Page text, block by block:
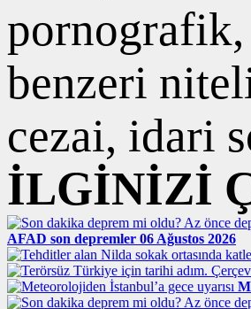
pornografik,
benzeri
cezai, idari
İLGİNİZİ
AFAD son depremler 06 Ağustos 2026